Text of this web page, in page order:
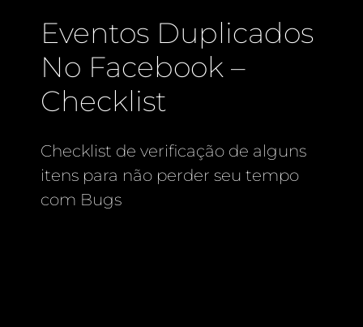
Eventos Duplicados
No Facebook –
Checklist
Checklist de verificação de alguns
itens para não perder seu tempo
com Bugs